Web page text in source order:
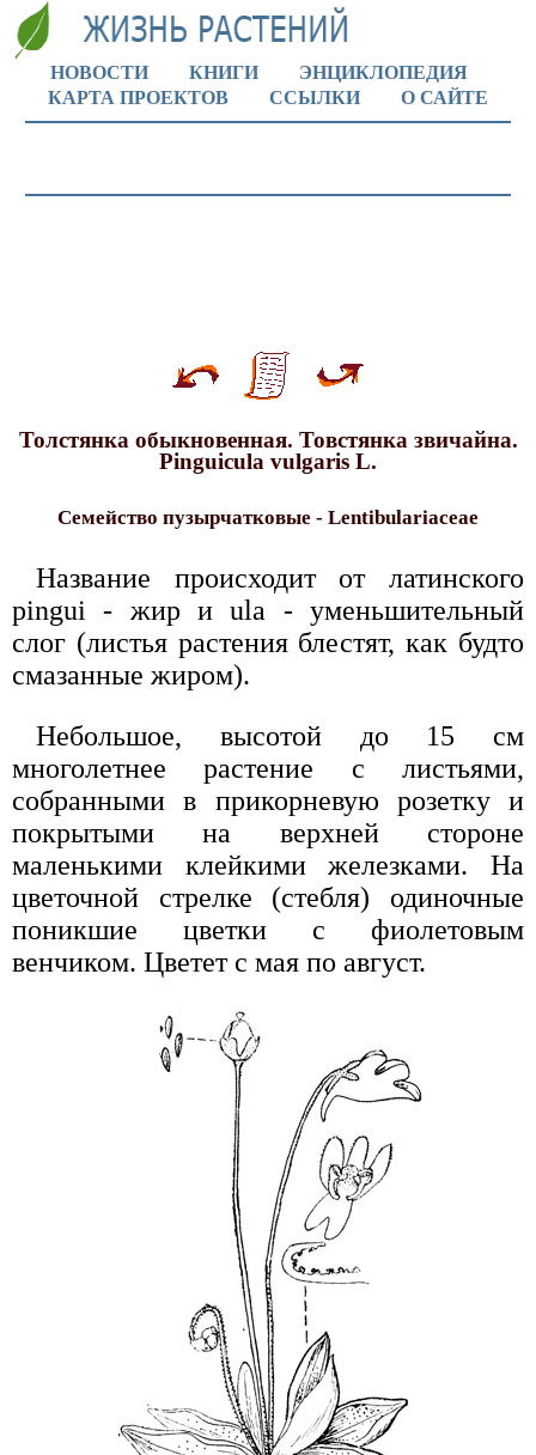
НОВОСТИ КНИГИ
ЭНЦИКЛОПЕДИЯ
КАРТА ПРОЕКТОВ
ССЫЛКИ О САЙТЕ
Толстянка обыкновенная. Товстянка звичайна.
Pinguicula vulgaris L.
Семейство пузырчатковые - Lentibulariaceae
Название происходит от латинского
pingui - жир и ula - уменьшительный
слог (листья растения блестят, как будто
смазанные жиром).
Небольшое, высотой до 15 см
многолетнее растение с листьями,
собранными в прикорневую розетку и
покрытыми на верхней стороне
маленькими клейкими железками. На
цветочной стрелке (стебля) одиночные
поникшие цветки с фиолетовым
венчиком. Цветет с мая по август.